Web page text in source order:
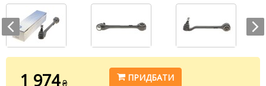
1 974 ₴
ПРИДБАТИ